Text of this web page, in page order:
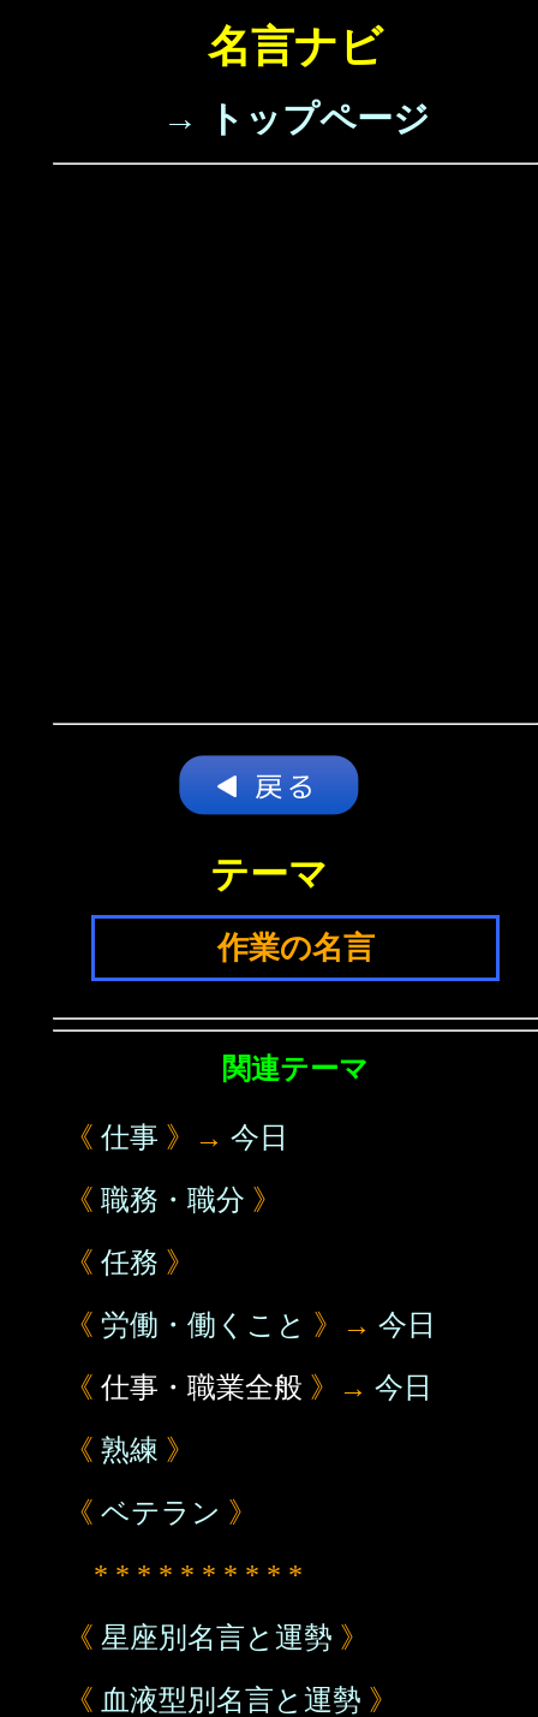
名言ナビ
→ トップページ
テーマ
作業の名言
関連テーマ
《 仕事 》→ 今日
《 職務・職分 》
《 任務 》
《 労働・働くこと 》→ 今日
《 仕事・職業全般 》→ 今日
《 熟練 》
《 ベテラン 》
* * * * * * * * * *
《 星座別名言と運勢 》
《 血液型別名言と運勢 》